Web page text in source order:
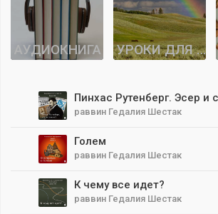
АУДИОКНИГА УРОКИ ДЛЯ БНЕЙ НОАХ
раввин Гедалия Шестак
Голем
раввин Гедалия Шестак
К чему все идет?
раввин Гедалия Шестак